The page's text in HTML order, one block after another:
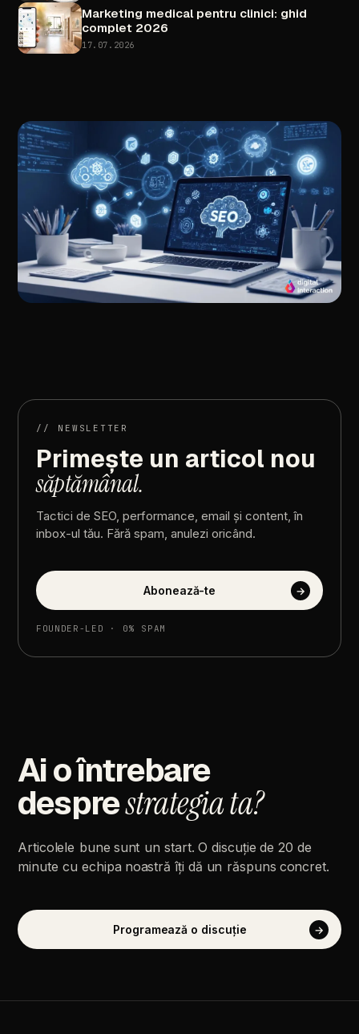
Marketing medical pentru clinici: ghid
complet 2026
17.07.2026
// NEWSLETTER
Primește un articol nou
săptămânal.
Tactici de SEO, performance, email și content, în
inbox-ul tău. Fără spam, anulezi oricând.
Abonează-te →
FOUNDER-LED · 0% SPAM
Aioîntrebare
desprestrategiata?
Articolele bune sunt un start. O discuție de 20 de
minute cu echipa noastră îți dă un răspuns concret.
Programează o discuție →